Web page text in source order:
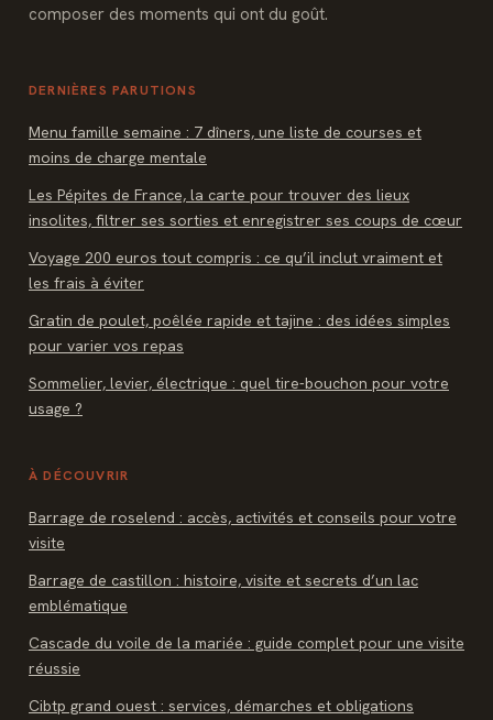
composer des moments qui ont du goût.
DERNIÈRES PARUTIONS
Menu famille semaine : 7 dîners, une liste de courses et
moins de charge mentale
Les Pépites de France, la carte pour trouver des lieux
insolites, filtrer ses sorties et enregistrer ses coups de cœur
Voyage 200 euros tout compris : ce qu’il inclut vraiment et
les frais à éviter
Gratin de poulet, poêlée rapide et tajine : des idées simples
pour varier vos repas
Sommelier, levier, électrique : quel tire-bouchon pour votre
usage ?
À DÉCOUVRIR
Barrage de roselend : accès, activités et conseils pour votre
visite
Barrage de castillon : histoire, visite et secrets d’un lac
emblématique
Cascade du voile de la mariée : guide complet pour une visite
réussie
Cibtp grand ouest : services, démarches et obligations